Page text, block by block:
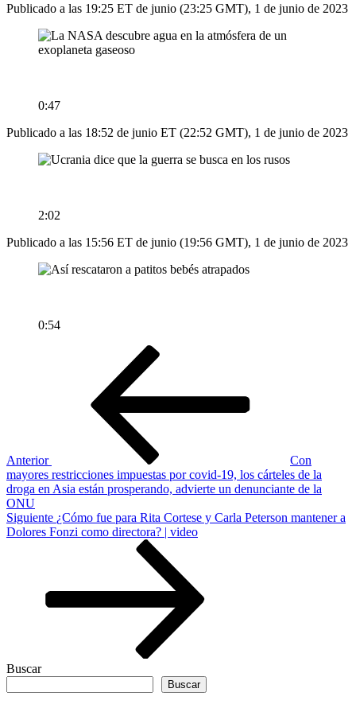
Publicado a las 19:25 ET de junio (23:25 GMT), 1 de junio de 2023
0:47
Publicado a las 18:52 de junio ET (22:52 GMT), 1 de junio de 2023
2:02
Publicado a las 15:56 ET de junio (19:56 GMT), 1 de junio de 2023
0:54
Anterior
Con
mayores restricciones impuestas por covid-19, los cárteles de la
droga en Asia están prosperando, advierte un denunciante de la
ONU
Siguiente
entrada
Siguiente ¿Cómo fue para Rita Cortese y Carla Peterson mantener a
Dolores Fonzi como directora? | video
Buscar
Buscar